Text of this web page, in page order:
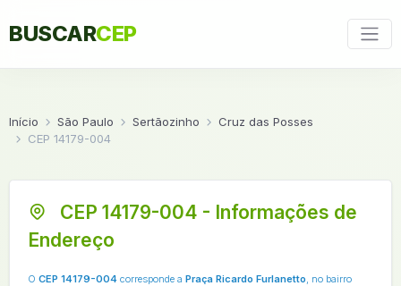
BUSCARCEP
Início São Paulo Sertãozinho
Cruz das Posses
CEP 14179-004
CEP 14179-004 - Informações de
Endereço
O CEP 14179-004 corresponde a Praça Ricardo Furlanetto, no bairro